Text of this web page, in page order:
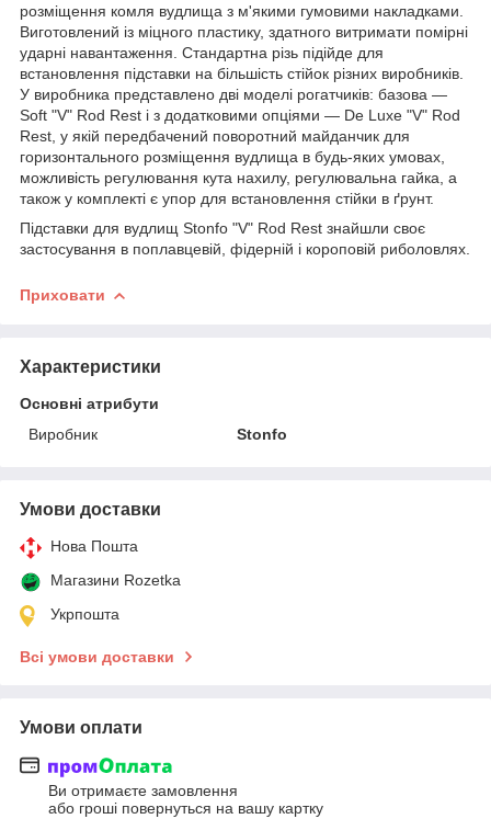
розміщення комля вудлища з м'якими гумовими накладками.
Виготовлений із міцного пластику, здатного витримати помірні
ударні навантаження. Стандартна різь підійде для
встановлення підставки на більшість стійок різних виробників.
У виробника представлено дві моделі рогатчиків: базова —
Soft "V" Rod Rest і з додатковими опціями — De Luxe "V" Rod
Rest, у якій передбачений поворотний майданчик для
горизонтального розміщення вудлища в будь-яких умовах,
можливість регулювання кута нахилу, регулювальна гайка, а
також у комплекті є упор для встановлення стійки в ґрунт.
Підставки для вудлищ Stonfo "V" Rod Rest знайшли своє
застосування в поплавцевій, фідерній і короповій риболовлях.
Приховати
Характеристики
Основні атрибути
Виробник
Stonfo
Умови доставки
Нова Пошта
Магазини Rozetka
Укрпошта
Всі умови доставки
Умови оплати
Ви отримаєте замовлення
або гроші повернуться на вашу картку